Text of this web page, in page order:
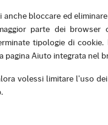
anche bloccare ed
parte dei
tipologie di
pagina Aiuto integrata nel
volessi limitare l'uso